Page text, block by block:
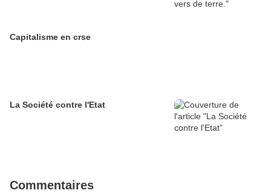
Capitalisme en crse
La Société contre l'Etat
Commentaires